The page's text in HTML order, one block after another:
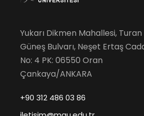
Yukarı Dikmen Mahallesi, Turan
Güneş Bulvarı, Neşet Ertaş
No: 4 PK: 06550 Oran
Çankaya/ANKARA
+90 312 486 03 86